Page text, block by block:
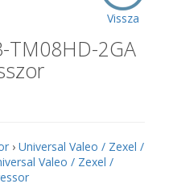
Vissza
TM08HD-2GA
› Universal Valeo / Zexel /
Valeo / Zexel /